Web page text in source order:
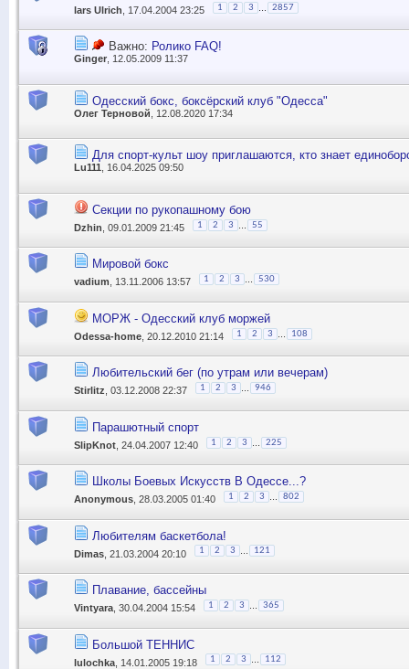
lars Ulrich , 17.04.2004 23:25 1 2 3 2857
Важно: Ролико FAQ!
Ginger, 12.05.2009 11:37
Одесский бокс, боксёрский клуб "Одесса"
Олег Терновой , 12.08.2020 17:34
Для спорт-культ шоу приглашаются, кто знает
Lu111, 16.04.2025 09:50
Секции по рукопашному бою
Dzhin , 09.01.2009 21:45 1 2 3 55
Мировой бокс
vadium , 13.11.2006 13:57 1 2 3 530
МОРЖ - Одесский клуб моржей
Odessa-home , 20.12.2010 21:14 1 2 3 108
Любительский бег (по утрам или вечерам)
Stirlitz , 03.12.2008 22:37 1 2 3 946
Парашютный спорт
SlipKnot , 24.04.2007 12:40 1 2 3 225
Школы Боевых Искусств В Одессе...?
Anonymous , 28.03.2005 01:40 1 2 3 802
Любителям баскетбола!
Dimas , 21.03.2004 20:10 1 2 3 ... 121
Плавание, бассейны
Vintyara , 30.04.2004 15:54 1 2 3 365
Большой ТЕННИС
lulochka , 14.01.2005 19:18 1 2 3 112